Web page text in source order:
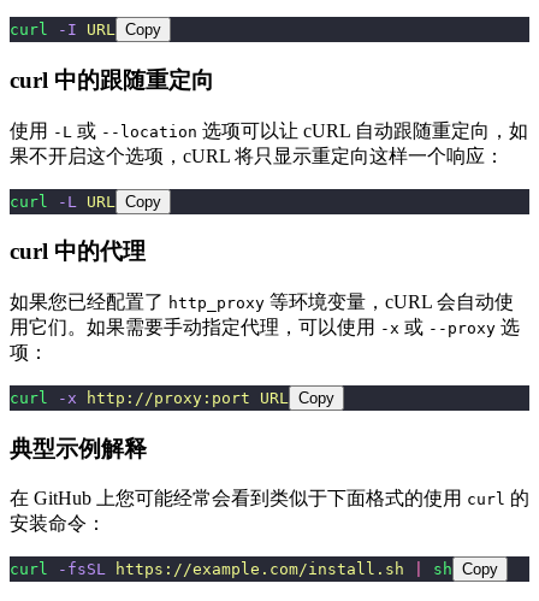
curl -I URL Copy
curl 中的跟随重定向
使用 -L 或 --location 选项可以让 cURL 自动跟随重定向，如
果不开启这个选项，cURL 将只显示重定向这样一个响应：
curl -L URL Copy
curl 中的代理
如果您已经配置了 http_proxy 等环境变量，cURL 会自动使
用它们。如果需要手动指定代理，可以使用 -x 或 --proxy 选
项：
curl -x http://proxy:port URL Copy
典型示例解释
在 GitHub 上您可能经常会看到类似于下面格式的使用 curl 的
安装命令：
curl -fsSL https://example.com/install.sh sh Copy